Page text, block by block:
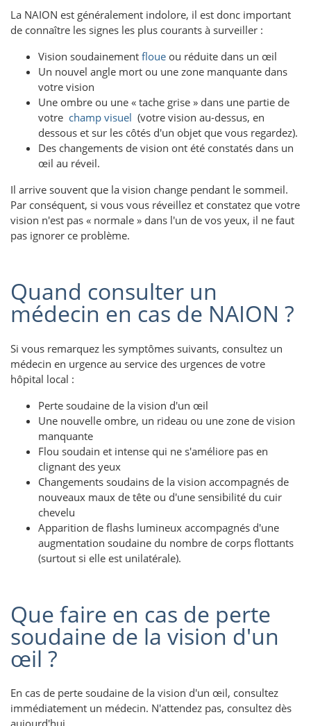
La NAION est généralement indolore, il est donc important
de connaître les signes les plus courants à surveiller :
Vision soudainement floue ou réduite dans un œil
Un nouvel angle mort ou une zone manquante dans
votre vision
Une ombre ou une « tache grise » dans une partie de
votre champ visuel (votre vision au-dessus, en
dessous et sur les côtés d'un objet que vous regardez).
Des changements de vision ont été constatés dans un
œil au réveil.
Il arrive souvent que la vision change pendant le sommeil.
Par conséquent, si vous vous réveillez et constatez que votre
vision n'est pas « normale » dans l'un de vos yeux, il ne faut
pas ignorer ce problème.
Quand consulter un
médecin en cas de NAION ?
Si vous remarquez les symptômes suivants, consultez un
médecin en urgence au service des urgences de votre
hôpital local :
Perte soudaine de la vision d'un œil
Une nouvelle ombre, un rideau ou une zone de vision
manquante
Flou soudain et intense qui ne s'améliore pas en
clignant des yeux
Changements soudains de la vision accompagnés de
nouveaux maux de tête ou d'une sensibilité du cuir
chevelu
Apparition de flashs lumineux accompagnés d'une
augmentation soudaine du nombre de corps flottants
(surtout si elle est unilatérale).
Que faire en cas de perte
soudaine de la vision d'un
œil ?
En cas de perte soudaine de la vision d'un œil, consultez
immédiatement un médecin. N'attendez pas, consultez dès